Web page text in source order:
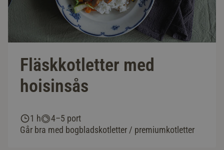
Fläskkotletter med
hoisinsås
1 h
4–5 port
Går bra med bogbladskotletter / premiumkotletter